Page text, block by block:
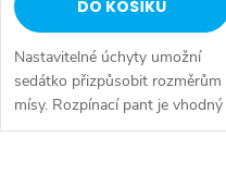
k
t
ů
k
t
DO KOŠÍKU
Nastavitelné úchyty umožní
sedátko přizpůsobit rozměrům
mísy. Rozpínací pant je vhodný
pro běžný otvor ve WC míse o